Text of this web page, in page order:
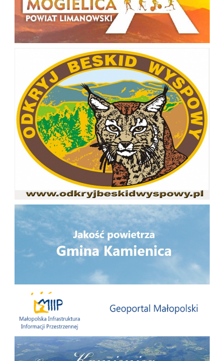
Małopolska Infrastruktura Informacji Przestrzennej
Folder Gminy Kamienica